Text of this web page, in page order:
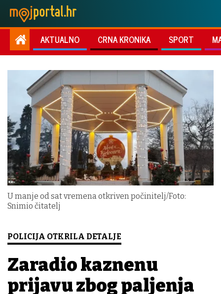
AKTUALNO CRNA KRONIKA SPORT
U manje od sat vremena otkriven počinitelj/Foto:
Snimio čitatelj
POLICIJA OTKRILA DETALJE
Zaradio kaznenu
prijavu zbog paljenja